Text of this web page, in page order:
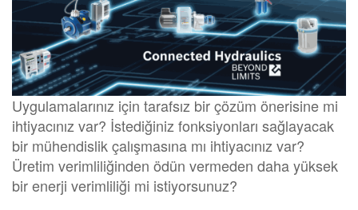
Uygulamalarınız için tarafsız bir çözüm önerisine mi
ihtiyacınız var? İstediğiniz fonksiyonları sağlayacak
bir mühendislik çalışmasına mı ihtiyacınız var?
Üretim verimliliğinden ödün vermeden daha yüksek
bir enerji verimliliği mi istiyorsunuz?